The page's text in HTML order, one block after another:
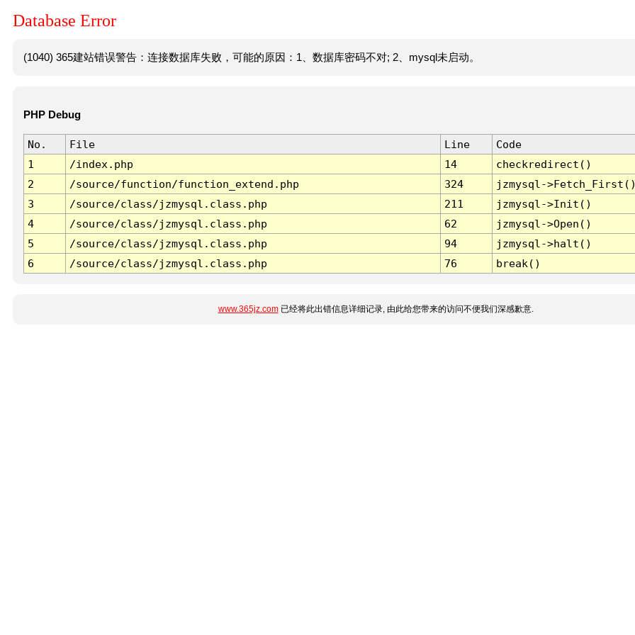
Database Error
(1040) 365建站错误警告：连接数据库失败，可能的原因：1、数据库密码不对; 2、mysql未启动。
PHP Debug
No. File Line
Code
1
/index.php 14
checkredirect()
2
/source/function/function_extend.php 324
jzmysql-
3
/source/class/jzmysql.class.php 211
jzmysql->Init()
4
/source/class/jzmysql.class.php 62
jzmysql->Open()
5
/source/class/jzmysql.class.php 94
jzmysql->halt()
6
/source/class/jzmysql.class.php 76 break()
www.365jz.com已经将此出错信息详细记录, 由此给您带来的访问不便我们深感歉意.